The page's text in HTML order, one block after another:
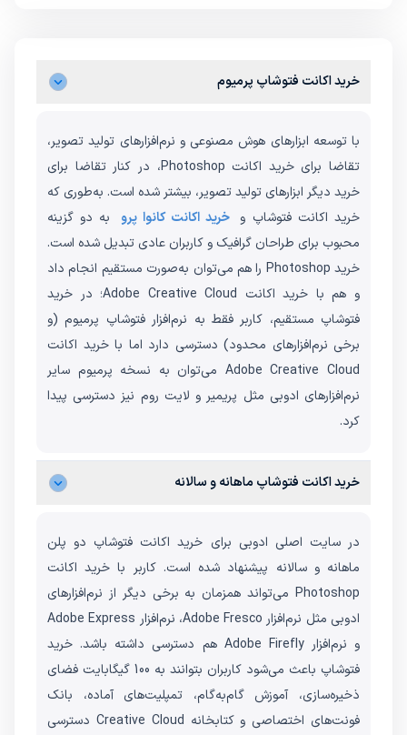
خرید اکانت فتوشاپ پرمیوم
با توسعه ابزارهای هوش مصنوعی و نرم‌افزارهای تولید تصویر،
تقاضا برای خرید اکانت Photoshop، در کنار تقاضا برای
خرید دیگر ابزارهای تولید تصویر، بیشتر شده است. به‌طوری که
خرید اکانت فتوشاپ و خرید اکانت کانوا پرو
به دو گزینه
محبوب برای طراحان گرافیک و کاربران عادی تبدیل شده است.
خرید Photoshop را هم می‌توان به‌صورت مستقیم انجام داد
و هم با خرید اکانت Adobe Creative Cloud؛ در خرید
فتوشاپ مستقیم، کاربر فقط به نرم‌افزار فتوشاپ پرمیوم (و
برخی نرم‌افزارهای محدود) دسترسی دارد اما با خرید اکانت
Adobe Creative Cloud می‌توان به نسخه پرمیوم سایر
نرم‌افزارهای ادوبی مثل پریمیر و لایت روم نیز دسترسی پیدا
کرد.
خرید اکانت فتوشاپ ماهانه و سالانه
در سایت اصلی ادوبی برای خرید اکانت فتوشاپ دو پلن
ماهانه و سالانه پیشنهاد شده است. کاربر با خرید اکانت
Photoshop می‌تواند همزمان به برخی دیگر از نرم‌افزارهای
ادوبی مثل نرم‌افزار Adobe Fresco، نرم‌افزار Adobe Express
و نرم‌افزار Adobe Firefly هم دسترسی داشته باشد. خرید
فتوشاپ باعث می‌شود کاربران بتوانند به 100 گیگابایت فضای
ذخیره‌سازی، آموزش گام‌به‌گام، تمپلیت‌های آماده، بانک
فونت‌های اختصاصی و کتابخانه Creative Cloud دسترسی